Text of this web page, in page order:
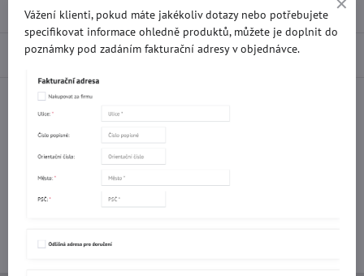
Recenze 0
Diskuse 0
Twitter
Potřebujete poradit s objednávkou?
Kontaktujte nás:
Vážení klienti, pokud máte jakékoliv dotazy nebo potřebujete
specifikovat informace ohledně produktů, můžete je doplnit do
poznámky pod zadáním fakturační adresy v objednávce.